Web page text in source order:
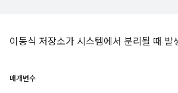
이동식 저장소가 시스템에서 분리될 때 발
매개변수